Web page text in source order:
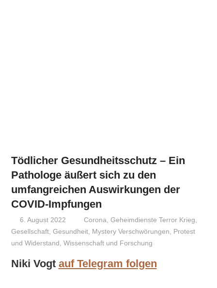
Tödlicher Gesundheitsschutz – Ein
Pathologe äußert sich zu den
umfangreichen Auswirkungen der
COVID-Impfungen
6. August 2022 Niki Vogt
Corona,Geheimdienste Terror Krieg,
Gesellschaft, Gesundheit, Mystery Verschwörungen, Protest
und Widerstand, Wissenschaft und Forschung
Niki Vogt auf Telegram folgen